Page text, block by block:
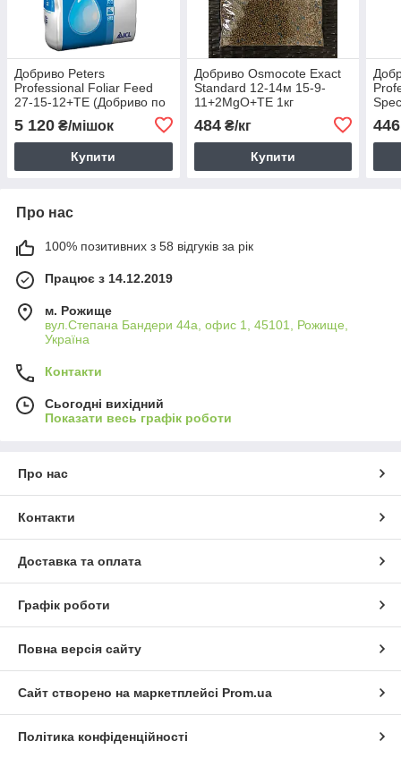
Добриво Peters
Professional Foliar Feed
27-15-12+ТЕ (Добриво по
5 120 ₴/мішок
Купити
Добриво Osmocote Exact
Standard 12-14м 15-9-
11+2MgO+TE 1кг
484₴/кг
Купити
446
Про нас
100% позитивних з 58 відгуків за рік
Працює з 14.12.2019
м. Рожище
вул.Степана Бандери 44а, офис 1, 45101, Рожище,
Україна
Контакти
Сьогодні вихідний
Показати весь графік роботи
Про нас
Контакти
Доставка та оплата
Графік роботи
Повна версія сайту
Сайт створено на маркетплейсі Prom.ua
Політика конфіденційності